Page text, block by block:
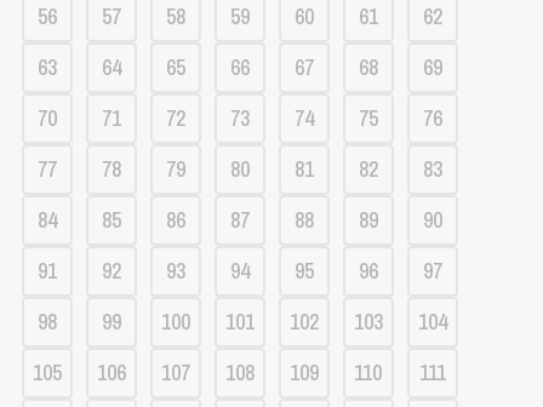
56
57 58 59 60 61
62
63
64 65 66 67 68
69
70
71 72 73 74 75
76
77
78 79 80 81 82
83
84
85 86 87 88 89
90
91
92 93 94 95 96
97
98
99 100 101 102 103
104
105
106 107 108 109 110
111